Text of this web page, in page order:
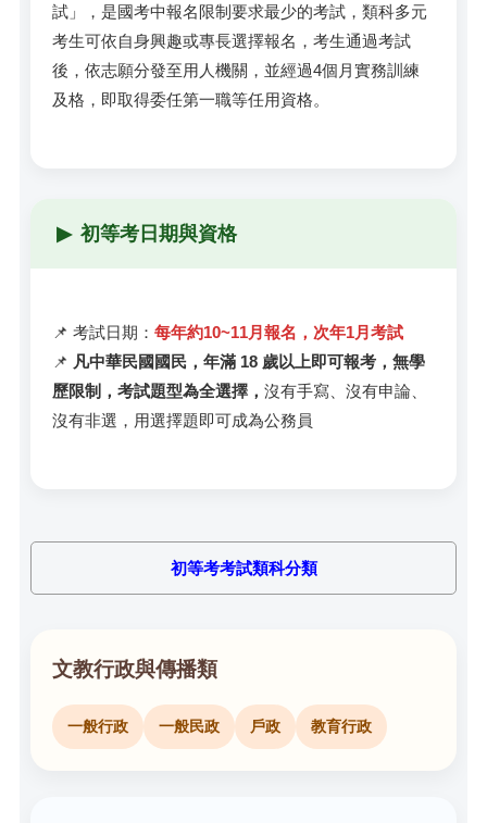
試」，是國考中報名限制要求最少的考試，類科多元
考生可依自身興趣或專長選擇報名，考生通過考試
後，依志願分發至用人機關，並經過4個月實務訓練
及格，即取得委任第一職等任用資格。
▶ 初等考日期與資格
📌 考試日期： 每年約10~11月報名，次年1月考試
📌 凡中華民國國民，年滿 18 歲以上即可報考，無學
歷限制，考試題型為全選擇， 沒有手寫、沒有申論、
沒有非選，用選擇題即可成為公務員
初等考考試類科分類
文教行政與傳播類
一般行政 一般民政 戶政 教育行政